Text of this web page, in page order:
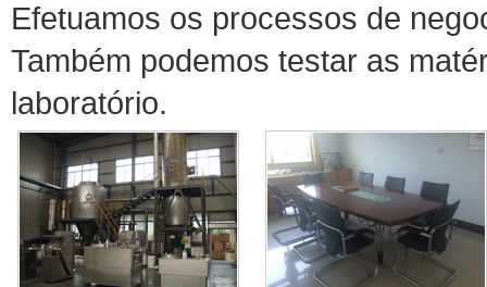
Efetuamos os processos de
Também podemos testar as
laboratório.